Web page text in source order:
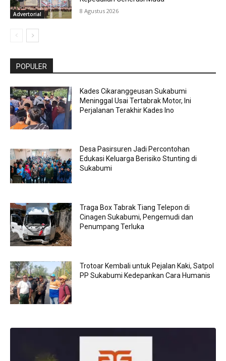
Advertorial 8 Agustus 2026
POPULER
Kades Cikaranggeusan Sukabumi
Meninggal Usai Tertabrak Motor, Ini
Perjalanan Terakhir Kades Ino
Desa Pasirsuren Jadi Percontohan
Edukasi Keluarga Berisiko Stunting di
Sukabumi
Traga Box Tabrak Tiang Telepon di
Cinagen Sukabumi, Pengemudi dan
Penumpang Terluka
Trotoar Kembali untuk Pejalan Kaki, Satpol
PP Sukabumi Kedepankan Cara Humanis